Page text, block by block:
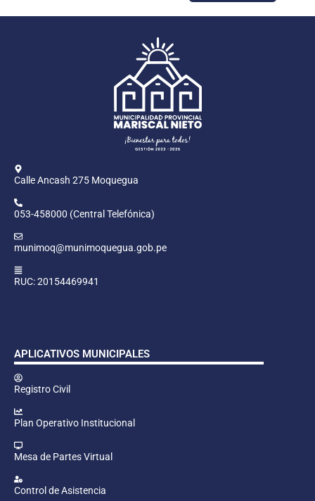
Calle Ancash 275 Moquegua
053-458000 (Central Telefónica)
munimoq@munimoquegua.gob.pe
RUC: 20154469941
APLICATIVOS MUNICIPALES
Registro Civil
Plan Operativo Institucional
Mesa de Partes Virtual
Control de Asistencia